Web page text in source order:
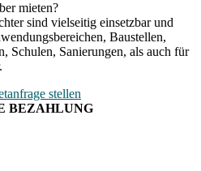
mieten?
sind vielseitig einsetzbar und
Baustellen,
Schulen, Sanierungen, als auch für
stellen
BEZAHLUNG